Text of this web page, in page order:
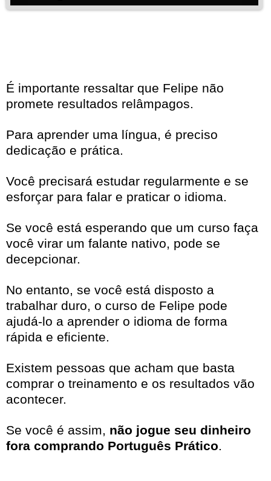
É importante ressaltar que Felipe não
promete resultados relâmpagos.
Para aprender uma língua, é preciso
dedicação e prática.
Você precisará estudar regularmente e se
esforçar para falar e praticar o idioma.
Se você está esperando que um curso faça
você virar um falante nativo, pode se
decepcionar.
No entanto, se você está disposto a
trabalhar duro, o curso de Felipe pode
ajudá-lo a aprender o idioma de forma
rápida e eficiente.
Existem pessoas que acham que basta
comprar o treinamento e os resultados vão
acontecer.
Se você é assim, não jogue seu dinheiro
fora comprando Português Prático.